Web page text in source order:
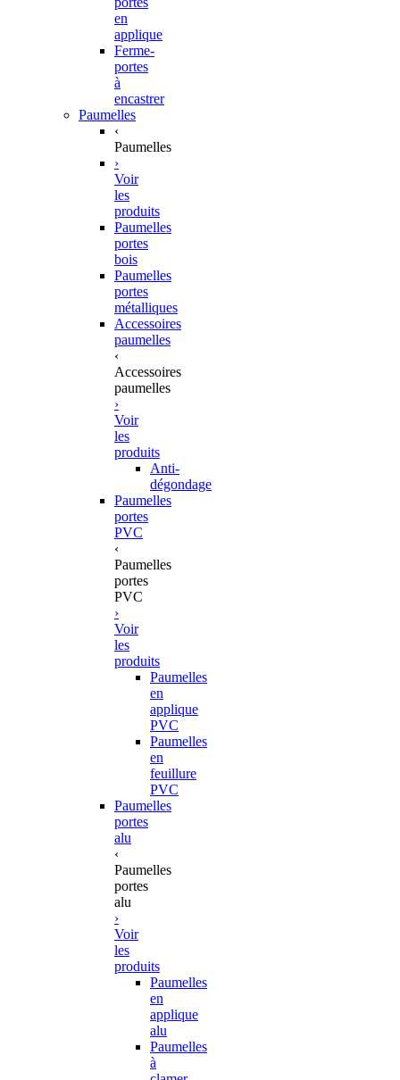
en
applique
Ferme-
portes
à
encastrer
Paumelles
‹
Paumelles
›
Voir
les
produits
Paumelles
portes
bois
Paumelles
portes
métalliques
Accessoires
paumelles
‹
Accessoires
paumelles
›
Voir
les
produits
Anti-
dégondage
Paumelles
portes
PVC
‹
Paumelles
portes
PVC
›
Voir
les
produits
Paumelles
en
applique
PVC
Paumelles
en
feuillure
PVC
Paumelles
portes
alu
‹
Paumelles
portes
alu
›
Voir
les
produits
Paumelles
en
applique
alu
Paumelles
à